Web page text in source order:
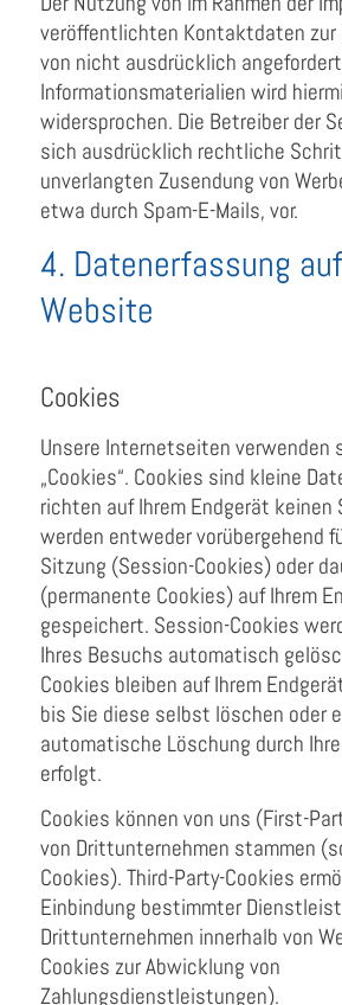
veröffentlichten Kontaktdaten zur
von nicht ausdrücklich
Informationsmaterialien wird
widersprochen. Die Betreiber der
sich ausdrücklich rechtliche
unverlangten Zusendung von
etwa durch Spam-E-Mails, vor.
4. Datenerfassung
Website
Cookies
Unsere Internetseiten verwenden
„Cookies“. Cookies sind kleine
richten auf Ihrem Endgerät keinen
werden entweder vorübergehend
Sitzung (Session-Cookies) oder
(permanente Cookies) auf Ihrem
gespeichert. Session-Cookies
Ihres Besuchs automatisch
Cookies bleiben auf Ihrem
bis Sie diese selbst löschen oder
automatische Löschung durch
erfolgt.
Cookies können von uns (First-
von Drittunternehmen stammen
Cookies). Third-Party-Cookies
Einbindung bestimmter
Drittunternehmen innerhalb von
Cookies zur Abwicklung von
Zahlungsdienstleistungen).